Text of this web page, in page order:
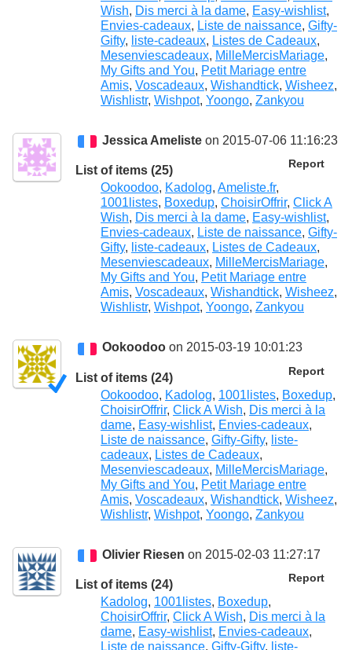
Wish, Dis merci à la dame, Easy-wishlist,
Envies-cadeaux, Liste de naissance, Gifty-
Gifty, liste-cadeaux, Listes de Cadeaux,
Mesenviescadeaux, MilleMercisMariage,
My Gifts and You, Petit Mariage entre
Amis, Voscadeaux, Wishandtick, Wisheez,
Wishlistr, Wishpot, Yoongo, Zankyou
Jessica Ameliste on 2015-07-06 11:16:23
Report
List of items (25)
Ookoodoo, Kadolog, Ameliste.fr,
1001listes, Boxedup, ChoisirOffrir, Click A
Wish, Dis merci à la dame, Easy-wishlist,
Envies-cadeaux, Liste de naissance, Gifty-
Gifty, liste-cadeaux, Listes de Cadeaux,
Mesenviescadeaux, MilleMercisMariage,
My Gifts and You, Petit Mariage entre
Amis, Voscadeaux, Wishandtick, Wisheez,
Wishlistr, Wishpot, Yoongo, Zankyou
Ookoodoo on 2015-03-19 10:01:23
Report
List of items (24)
Ookoodoo, Kadolog, 1001listes, Boxedup,
ChoisirOffrir, Click A Wish, Dis merci à la
dame, Easy-wishlist, Envies-cadeaux,
Liste de naissance, Gifty-Gifty, liste-
cadeaux, Listes de Cadeaux,
Mesenviescadeaux, MilleMercisMariage,
My Gifts and You, Petit Mariage entre
Amis, Voscadeaux, Wishandtick, Wisheez,
Wishlistr, Wishpot, Yoongo, Zankyou
Olivier Riesen on 2015-02-03 11:27:17
Report
List of items (24)
Kadolog, 1001listes, Boxedup,
ChoisirOffrir, Click A Wish, Dis merci à la
dame, Easy-wishlist, Envies-cadeaux,
Liste de naissance, Gifty-Gifty, liste-